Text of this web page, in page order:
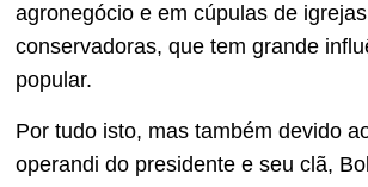
agronegócio e em cúpulas de igrejas
conservadoras, que tem grande
popular.
Por tudo isto, mas também devido
operandi do presidente e seu clã,